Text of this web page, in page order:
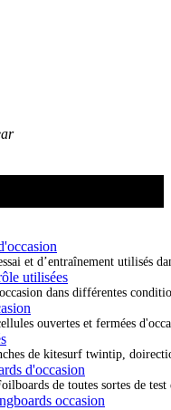
et d’entraînement utilisés
utilisées
dans différentes
ouvertes et fermées
de kitesurf twintip,
d'occasion
de toutes sortes de test
occasion